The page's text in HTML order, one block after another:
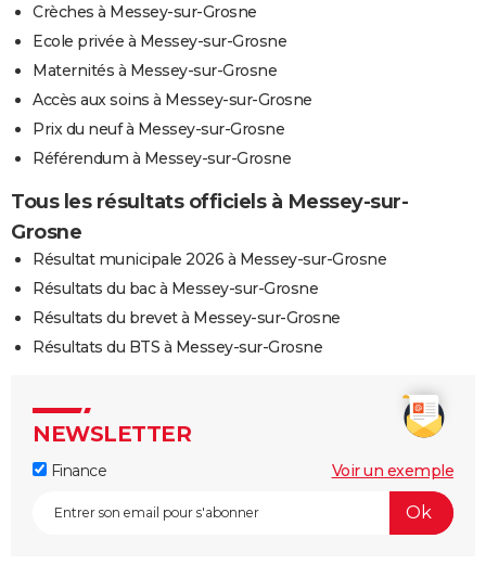
Crèches à Messey-sur-Grosne
Ecole privée à Messey-sur-Grosne
Maternités à Messey-sur-Grosne
Accès aux soins à Messey-sur-Grosne
Prix du neuf à Messey-sur-Grosne
Référendum à Messey-sur-Grosne
Tous les résultats officiels à Messey-sur-
Grosne
Résultat municipale 2026 à Messey-sur-Grosne
Résultats du bac à Messey-sur-Grosne
Résultats du brevet à Messey-sur-Grosne
Résultats du BTS à Messey-sur-Grosne
NEWSLETTER
Finance Voir un exemple